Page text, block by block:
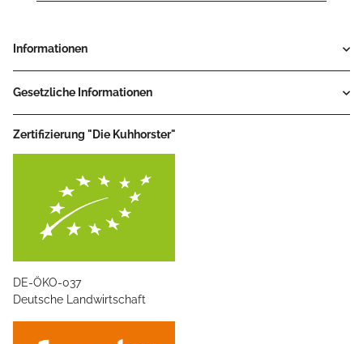
Informationen
Gesetzliche Informationen
Zertifizierung "Die Kuhhorster"
DE-ÖKO-037
Deutsche Landwirtschaft